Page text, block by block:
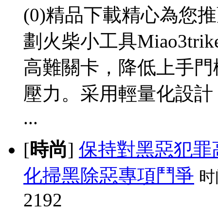
(0)精品下載精心為您
劃火柴小工具
高難關卡，降低上手
壓力。采用輕量化設
...
[時尚] 保持對黑惡犯
化掃黑除惡專項鬥爭
2192